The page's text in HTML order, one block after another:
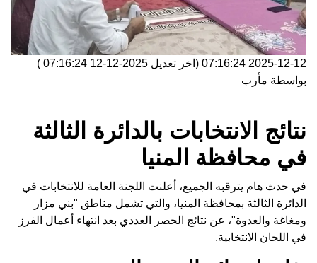
2025-12-12 07:16:24 (اخر تعديل 2025-12-12 07:16:24
)
بواسطة مأرب
نتائج الانتخابات بالدائرة الثالثة
في محافظة المنيا
في حدث هام يترقبه الجميع، أعلنت اللجنة العامة للانتخابات في
الدائرة الثالثة بمحافظة المنيا، والتي تشمل مناطق "بني مزار
ومغاغة والعدوة"، عن نتائج الحصر العددي بعد انتهاء أعمال الفرز
في اللجان الانتخابية.